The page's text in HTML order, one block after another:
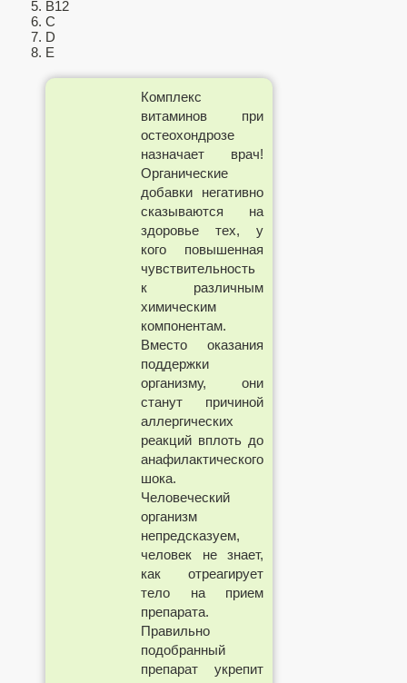
В12
С
D
Е
Комплекс
витаминов при
остеохондрозе
назначает врач!
Органические
добавки негативно
сказываются на
здоровье тех, у
кого повышенная
чувствительность
к различным
химическим
компонентам.
Вместо оказания
поддержки
организму, они
станут причиной
аллергических
реакций вплоть до
анафилактического
шока.
Человеческий
организм
непредсказуем,
человек не знает,
как отреагирует
тело на прием
препарата.
Правильно
подобранный
препарат укрепит